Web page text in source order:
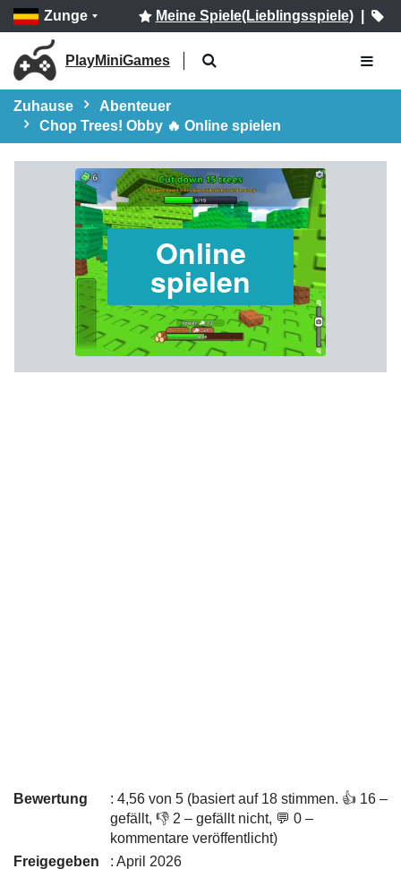
Zunge Meine Spiele(Lieblingsspiele)|
PlayMiniGames
Zuhause
Abenteuer
Chop Trees! Obby 🔥 Online spielen
Online
spielen
Bewertung
: 4,56 von 5 (basiert auf 18 stimmen. 👍 16 –
gefällt, 👎 2 – gefällt nicht, 💬 0 –
kommentare veröffentlicht)
Freigegeben
: April 2026